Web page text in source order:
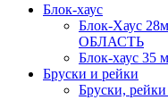
Блок-хаус
Блок-Хаус
ОБЛАСТЬ
Блок-хаус 35
Бруски и рейки
Бруски, рейки